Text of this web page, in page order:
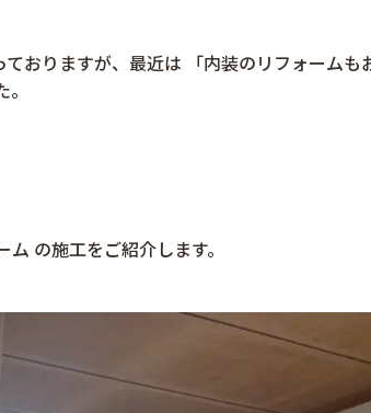
おりますが、最近は 「内装のリフォームも
の施工をご紹介します。